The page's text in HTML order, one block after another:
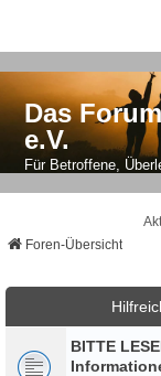
Das
e.V.
Für Betroffene,
Foren-Übersicht
BITTE